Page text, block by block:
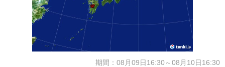
期間：08月09日16:30～08月10日16:30